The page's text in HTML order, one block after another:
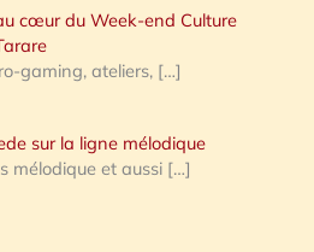
cœur du Week-end Culture
gaming, ateliers, […]
sur la ligne mélodique
mélodique et aussi […]